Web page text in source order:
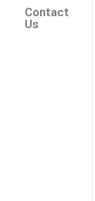
Contact
Us